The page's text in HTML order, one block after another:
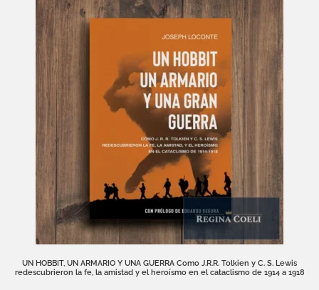
UN HOBBIT, UN ARMARIO Y UNA GUERRA Como J.R.R. Tolkien y C. S. Lewis
redescubrieron la fe, la amistad y el heroísmo en el cataclismo de 1914 a 1918